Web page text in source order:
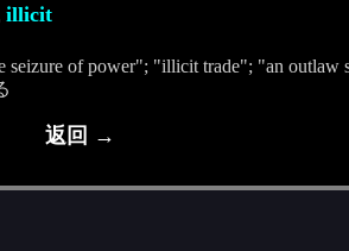
illicit
seizure of power"; "illicit trade"; "an outlaw
返回 →